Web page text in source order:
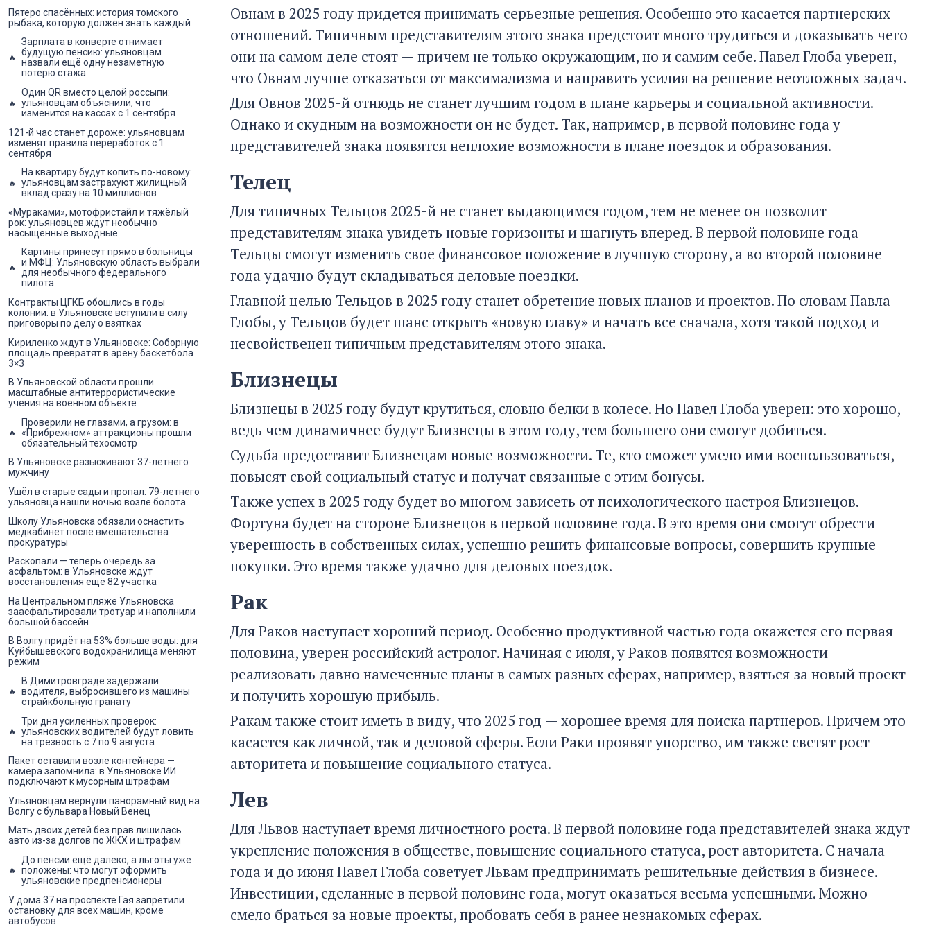
Овнам в 2025 году придется принимать серьезные решения. Особенно это касается партнерских
отношений. Типичным представителям этого знака предстоит много трудиться и доказывать чего
они на самом деле стоят — причем не только окружающим, но и самим себе. Павел Глоба уверен,
что Овнам лучше отказаться от максимализма и направить усилия на решение неотложных задач.
Для Овнов 2025-й отнюдь не станет лучшим годом в плане карьеры и социальной активности.
Однако и скудным на возможности он не будет. Так, например, в первой половине года у
представителей знака появятся неплохие возможности в плане поездок и образования.
Телец
Для типичных Тельцов 2025-й не станет выдающимся годом, тем не менее он позволит
представителям знака увидеть новые горизонты и шагнуть вперед. В первой половине года
Тельцы смогут изменить свое финансовое положение в лучшую сторону, а во второй половине
года удачно будут складываться деловые поездки.
Главной целью Тельцов в 2025 году станет обретение новых планов и проектов. По словам Павла
Глобы, у Тельцов будет шанс открыть «новую главу» и начать все сначала, хотя такой подход и
несвойственен типичным представителям этого знака.
Близнецы
Близнецы в 2025 году будут крутиться, словно белки в колесе. Но Павел Глоба уверен: это хорошо,
ведь чем динамичнее будут Близнецы в этом году, тем большего они смогут добиться.
Судьба предоставит Близнецам новые возможности. Те, кто сможет умело ими воспользоваться,
повысят свой социальный статус и получат связанные с этим бонусы.
Также успех в 2025 году будет во многом зависеть от психологического настроя Близнецов.
Фортуна будет на стороне Близнецов в первой половине года. В это время они смогут обрести
уверенность в собственных силах, успешно решить финансовые вопросы, совершить крупные
покупки. Это время также удачно для деловых поездок.
Рак
Для Раков наступает хороший период. Особенно продуктивной частью года окажется его первая
половина, уверен российский астролог. Начиная с июля, у Раков появятся возможности
реализовать давно намеченные планы в самых разных сферах, например, взяться за новый проект
и получить хорошую прибыль.
Ракам также стоит иметь в виду, что 2025 год — хорошее время для поиска партнеров. Причем это
касается как личной, так и деловой сферы. Если Раки проявят упорство, им также светят рост
авторитета и повышение социального статуса.
Лев
Для Львов наступает время личностного роста. В первой половине года представителей знака ждут
укрепление положения в обществе, повышение социального статуса, рост авторитета. С начала
года и до июня Павел Глоба советует Львам предпринимать решительные действия в бизнесе.
Инвестиции, сделанные в первой половине года, могут оказаться весьма успешными. Можно
смело браться за новые проекты, пробовать себя в ранее незнакомых сферах.
Пятеро спасённых: история томского
рыбака, которую должен знать каждый
Зарплата в конверте отнимает
будущую пенсию: ульяновцам
назвали ещё одну незаметную
потерю стажа
Один QR вместо целой россыпи:
ульяновцам объяснили, что
изменится на кассах с 1 сентября
121-й час станет дороже: ульяновцам
изменят правила переработок с 1
сентября
На квартиру будут копить по-новому:
ульяновцам застрахуют жилищный
вклад сразу на 10 миллионов
«Мураками», мотофристайл и тяжёлый
рок: ульяновцев ждут необычно
насыщенные выходные
Картины принесут прямо в больницы
и МФЦ: Ульяновскую область выбрали
для необычного федерального
пилота
Контракты ЦГКБ обошлись в годы
колонии: в Ульяновске вступили в силу
приговоры по делу о взятках
Кириленко ждут в Ульяновске: Соборную
площадь превратят в арену баскетбола
3×3
В Ульяновской области прошли
масштабные антитеррористические
учения на военном объекте
Проверили не глазами, а грузом: в
«Прибрежном» аттракционы прошли
обязательный техосмотр
В Ульяновске разыскивают 37-летнего
мужчину
Ушёл в старые сады и пропал: 79-летнего
ульяновца нашли ночью возле болота
Школу Ульяновска обязали оснастить
медкабинет после вмешательства
прокуратуры
Раскопали — теперь очередь за
асфальтом: в Ульяновске ждут
восстановления ещё 82 участка
На Центральном пляже Ульяновска
заасфальтировали тротуар и наполнили
большой бассейн
В Волгу придёт на 53% больше воды: для
Куйбышевского водохранилища меняют
режим
В Димитровграде задержали
водителя, выбросившего из машины
страйкбольную гранату
Три дня усиленных проверок:
ульяновских водителей будут ловить
на трезвость с 7 по 9 августа
Пакет оставили возле контейнера —
камера запомнила: в Ульяновске ИИ
подключают к мусорным штрафам
Ульяновцам вернули панорамный вид на
Волгу с бульвара Новый Венец
Мать двоих детей без прав лишилась
авто из-за долгов по ЖКХ и штрафам
До пенсии ещё далеко, а льготы уже
положены: что могут оформить
ульяновские предпенсионеры
У дома 37 на проспекте Гая запретили
остановку для всех машин, кроме
автобусов